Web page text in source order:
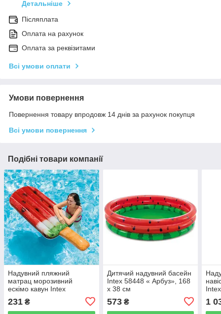
Детальніше
Післяплата
Оплата на рахунок
Оплата за реквізитами
Всі умови оплати
Умови повернення
Повернення товару впродовж 14 днів за рахунок покупця
Всі умови повернення
Подібні товари компанії
Надувний пляжний
матрац морозивний
ескімо кавун Intex
231 ₴
Дитячий надувний басейн
Intex 58448 « Арбуз», 168
х 38 см
573₴ 1